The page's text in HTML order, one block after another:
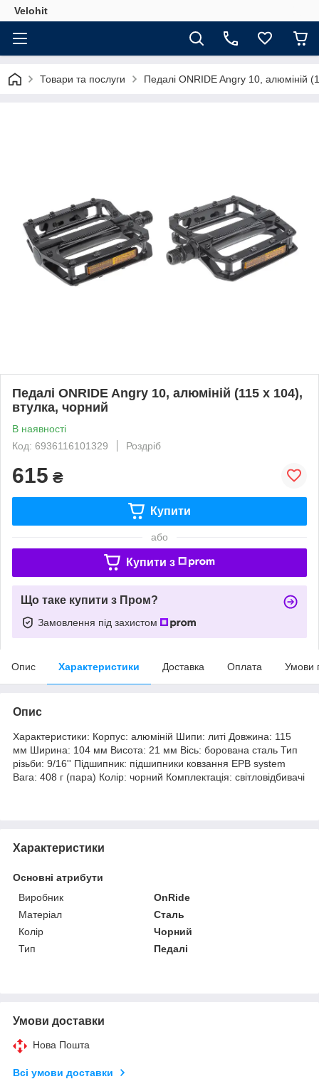
Velohit
Товари та послуги Педалі ONRIDE Angry 10, алюміній
Педалі ONRIDE Angry 10, алюміній (115 x 104),
втулка, чорний
В наявності
Код: 6936116101329
Роздріб
615 ₴
Купити
або
Купити з
Що таке купити з Пром?
Замовлення під захистом
Опис Характеристики Доставка Оплата Умови
Опис
Характеристики: Корпус: алюміній Шипи: литі Довжина: 115
мм Ширина: 104 мм Висота: 21 мм Вісь: борована сталь Тип
різьби: 9/16'' Підшипник: підшипники ковзання EPB system
Вага: 408 г (пара) Колір: чорний Комплектація: світловідбивачі
Характеристики
Основні атрибути
Виробник
OnRide
Матеріал
Сталь
Колір
Чорний
Тип
Педалі
Умови доставки
Нова Пошта
Всі умови доставки